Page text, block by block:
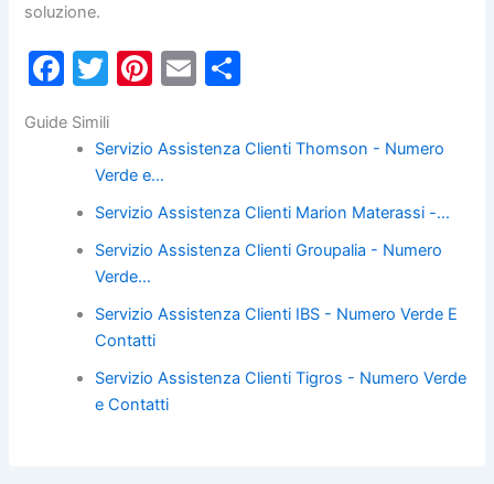
soluzione.
F
c
b
o
k
T
itt
er
Pi
er
e
st
E
ai n
vi
di
Guide Simili
Servizio Assistenza Clienti Thomson - Numero
Verde e…
Servizio Assistenza Clienti Marion Materassi -…
Servizio Assistenza Clienti Groupalia - Numero
Verde…
Servizio Assistenza Clienti IBS - Numero Verde E
Contatti
Servizio Assistenza Clienti Tigros - Numero Verde
e Contatti